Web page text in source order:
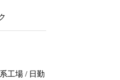
工場 / 日勤